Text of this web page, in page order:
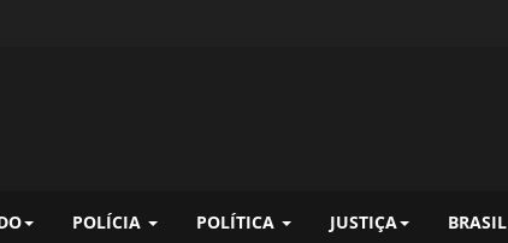
POLÍCIA POLÍTICA JUSTIÇA BRASIL